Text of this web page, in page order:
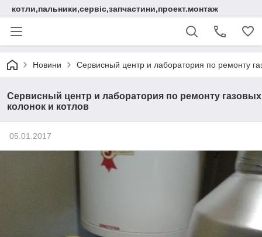
котли,пальники,сервіс,запчастини,проект.монтаж
Новини Cервисный центр и лаборатория по ремонту
Cервисный центр и лаборатория по ремонту газовых
колонок и котлов
05.01.2017